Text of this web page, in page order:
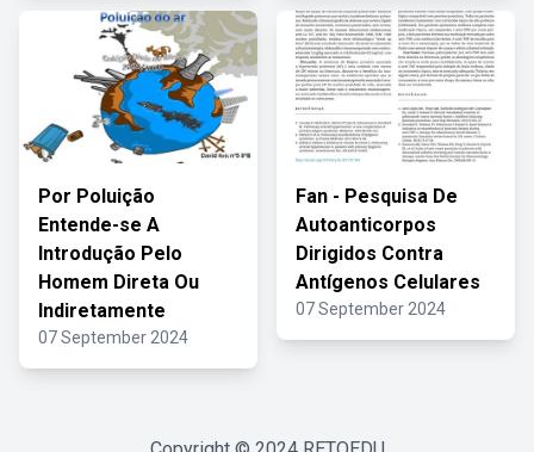
Por Poluição
Entende-se A
Introdução Pelo
Homem Direta Ou
Indiretamente
07 September 2024
Fan - Pesquisa De
Autoanticorpos
Dirigidos Contra
Antígenos Celulares
07 September 2024